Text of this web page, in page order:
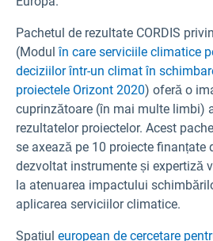
Pachetul de rezultate CORDIS
(Modul în care serviciile climatice
deciziilor într-un climat în
proiectele Orizont 2020) oferă o
cuprinzătoare (în mai multe limbi)
rezultatelor proiectelor. Acest
se axează pe 10 proiecte finanțate
dezvoltat instrumente și expertiză
la atenuarea impactului
aplicarea serviciilor climatice.
Spațiul european de cercetare